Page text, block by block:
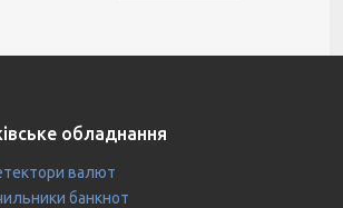
обладнання
валют
банкнот